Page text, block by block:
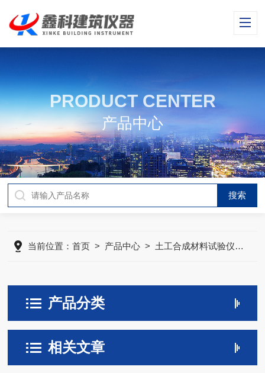
PRODUCT CENTER
产品中心
当前位置：首页 > 产品中心 > 土工合成材料试验仪器
产品分类
相关文章